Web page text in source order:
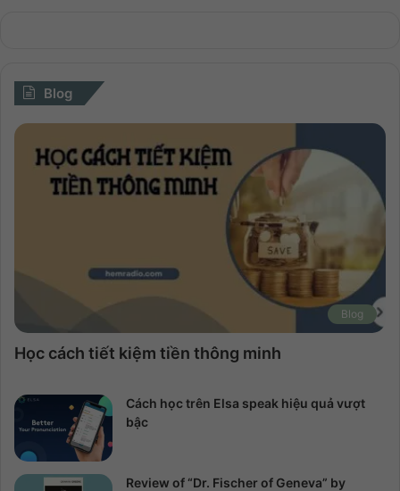
Blog
Blog
Học cách tiết kiệm tiền thông minh
Cách học trên Elsa speak hiệu quả vượt
bậc
Review of “Dr. Fischer of Geneva” by